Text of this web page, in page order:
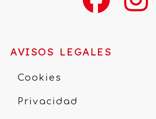
AVISOS LEGALES
Cookies
Privacidad